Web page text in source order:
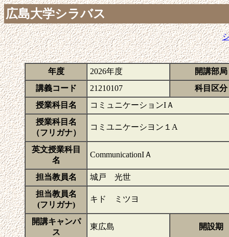
広島大学シラバス
年度 2026年度
開講部局
講義コード
21210107
科目区分
授業科目名
コミュニケーションIＡ
授業科目名
（フリガナ）
コミユニケーシヨン１A
英文授業科目
名
CommunicationIＡ
担当教員名
城戸 光世
担当教員名
(フリガナ)
キド ミツヨ
開講キャンパ
ス
東広島 開設期